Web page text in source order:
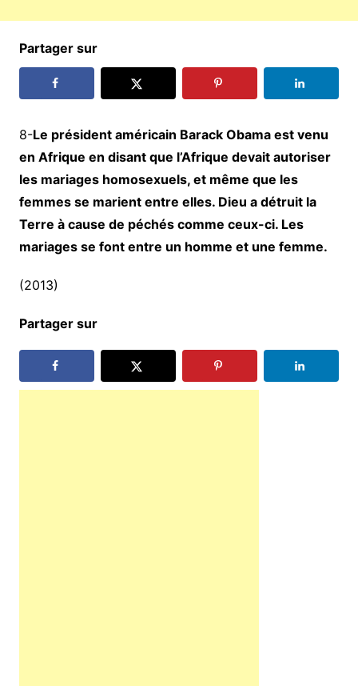
Partager sur
8-Le président américain Barack Obama est venu
en Afrique en disant que l’Afrique devait autoriser
les mariages homosexuels, et même que les
femmes se marient entre elles. Dieu a détruit la
Terre à cause de péchés comme ceux-ci. Les
mariages se font entre un homme et une femme.
(2013)
Partager sur